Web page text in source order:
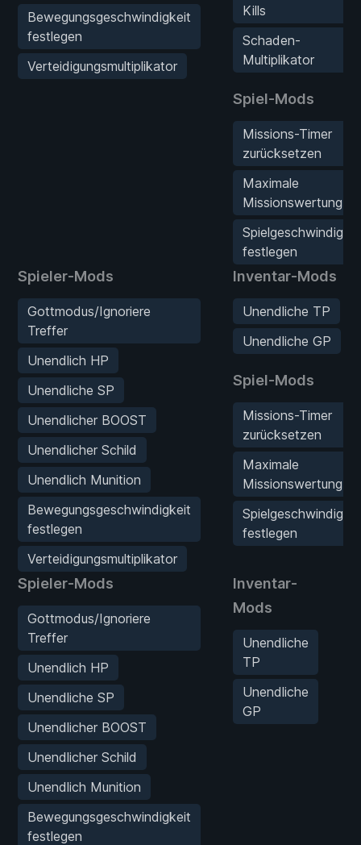
Bewegungsgeschwindigkeit
festlegen
Verteidigungsmultiplikator
Kills
Schaden-
Multiplikator
Spiel-Mods
Missions-Timer
zurücksetzen
Maximale
Missionswertung
festlegen
Spieler-Mods
Gottmodus/Ignoriere
Treffer
Unendlich HP
Unendliche SP
Unendlicher BOOST
Unendlicher Schild
Unendlich Munition
Bewegungsgeschwindigkeit
festlegen
Verteidigungsmultiplikator
Inventar-Mods
Unendliche TP
Unendliche GP
Spiel-Mods
Missions-Timer
zurücksetzen
Maximale
Missionswertung
festlegen
Spieler-Mods
Gottmodus/Ignoriere
Treffer
Unendlich HP
Unendliche SP
Unendlicher BOOST
Unendlicher Schild
Unendlich Munition
Bewegungsgeschwindigkeit
festlegen
Inventar-
Mods
Unendliche
TP
Unendliche
GP